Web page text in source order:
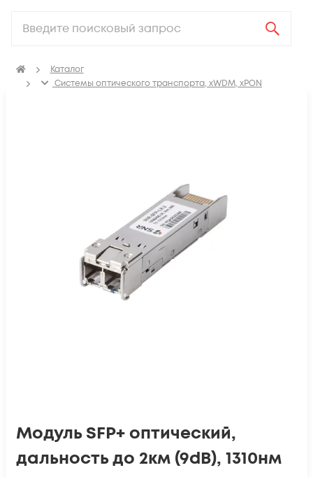
Каталог
Системы оптического транспорта, xWDM, xPON
Модуль SFP+ оптический,
дальность до 2км (9dB), 1310нм